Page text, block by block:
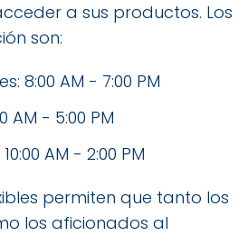
a sus productos. Los
son:
8:00 AM - 7:00 PM
AM - 5:00 PM
AM - 2:00 PM
permiten que tanto los
los aficionados al